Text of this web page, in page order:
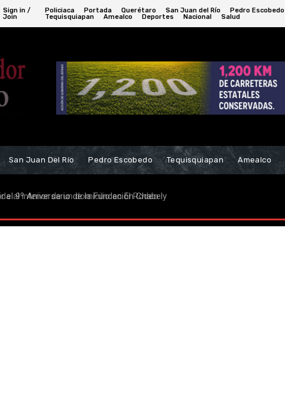
Sign in /
Join
Policiaca Portada Querétaro San Juan del Río
Pedro Escobedo
Tequisquiapan
Amealco Deportes Nacional Salud
San Juan Del Río Pedro Escobedo Tequisquiapan Amealco
9º Aniversario de la Fundación Chabely